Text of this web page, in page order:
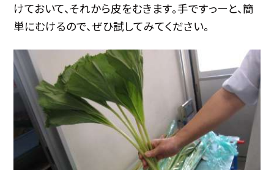
けておいて、それから皮をむきます。手ですっーと、簡
単にむけるので、ぜひ試してみてください。